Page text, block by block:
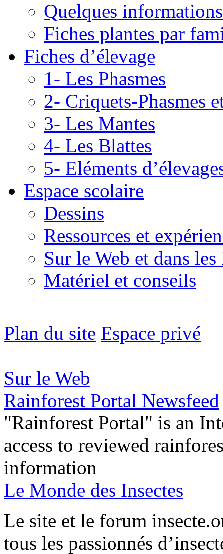
Quelques
Fiches plantes par
Fiches d’élevage
1- Les Phasmes
2- Criquets-Phasmes
3- Les Mantes
4- Les Blattes
5- Eléments
Espace scolaire
Dessins
Ressources et
Sur le Web et dans
Matériel et conseils
Plan du site Espace privé
Sur le Web
Rainforest Portal Newsfeed
"Rainforest Portal" is an
access to reviewed
information
Le Monde des Insectes
Le site et le forum
tous les passionnés